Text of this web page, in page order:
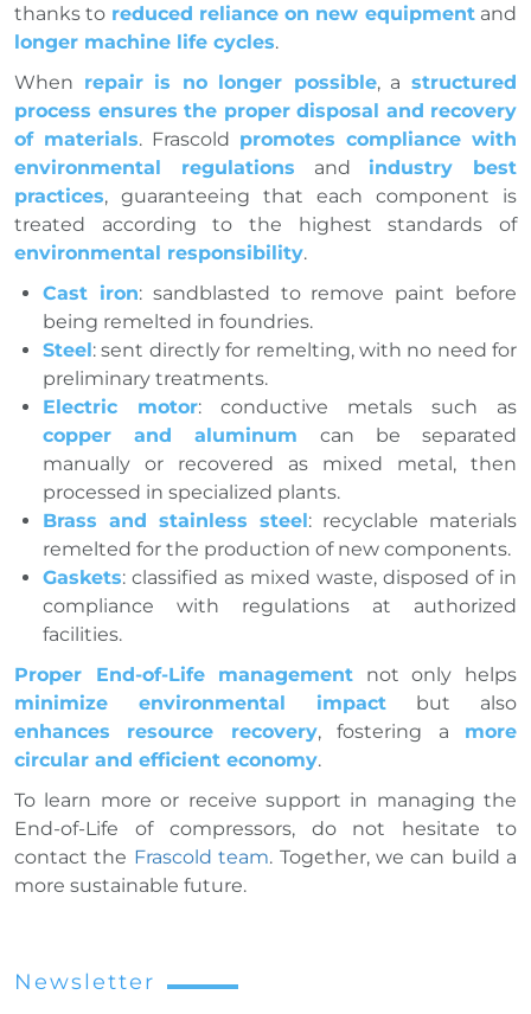
thanks to reduced reliance on new equipmentand
longer machine life cycles.
When repair is no longer possible, astructured
process ensures the proper disposal and recovery
of materials. Frascold promotes compliance with
environmental regulations and industry best
practices, guaranteeing that each component is
treated according to the highest standards of
environmental responsibility.
Cast iron: sandblasted to remove paint before
being remelted in foundries.
Steel: sent directly for remelting, with no need for
preliminary treatments.
Electric motor: conductive metals such as
copper and aluminum can be separated
manually or recovered as mixed metal, then
processed in specialized plants.
Brass and stainless steel: recyclable materials
remelted for the production of new components.
Gaskets: classified as mixed waste, disposed of in
compliance with regulations at authorized
facilities.
Proper End-of-Life management not only helps
minimize environmental impact but also
enhances resource recovery, fostering a more
circular and efficient economy.
To learn more or receive support in managing the
End-of-Life of compressors, do not hesitate to
contact the Frascold team. Together, we can build a
more sustainable future.
Newsletter